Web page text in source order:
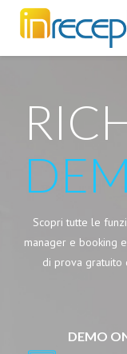
Scopri tutte le
manager e booking
di prova gratuito
DEMO